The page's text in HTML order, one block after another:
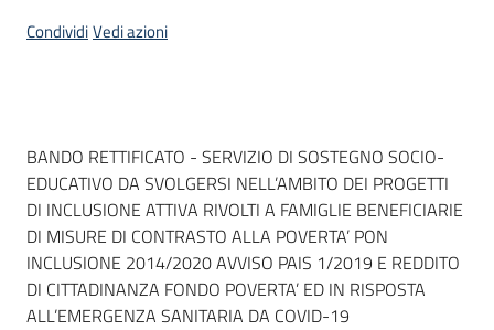
telematiche
CondividiVedi azioni
Dati del bando
BANDO RETTIFICATO - SERVIZIO DI SOSTEGNO SOCIO-
EDUCATIVO DA SVOLGERSI NELL’AMBITO DEI PROGETTI
DI INCLUSIONE ATTIVA RIVOLTI A FAMIGLIE BENEFICIARIE
DI MISURE DI CONTRASTO ALLA POVERTA’ PON
INCLUSIONE 2014/2020 AVVISO PAIS 1/2019 E REDDITO
DI CITTADINANZA FONDO POVERTA’ ED IN RISPOSTA
ALL’EMERGENZA SANITARIA DA COVID-19